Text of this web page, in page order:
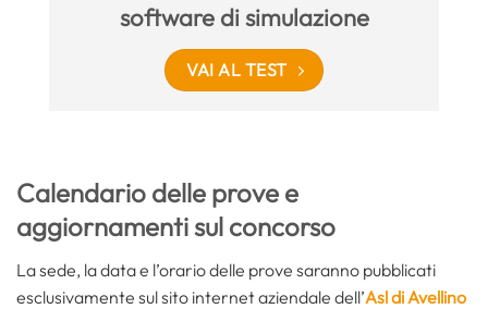
software di simulazione
VAI AL TEST
Calendario delle prove e
aggiornamenti sul concorso
La sede, la data e l’orario delle prove saranno pubblicati
esclusivamente sul sito internet aziendale dell’Asl di Avellino